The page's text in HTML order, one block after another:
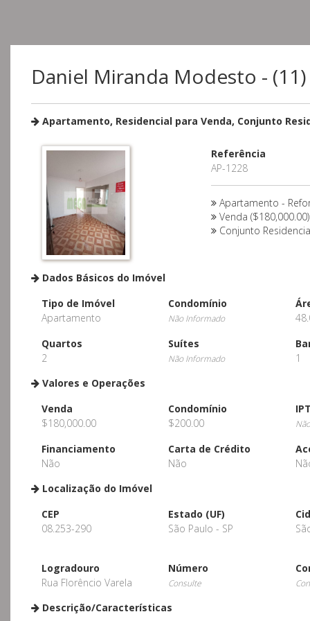
Daniel Miranda Modesto -
Apartamento, Residencial para Venda, Conjunto
Referência
AP-1228
Apartamento -
Venda ($180,000.00)
Conjunto
Dados Básicos do Imóvel
Tipo de Imóvel
Apartamento
Condomínio
Não Informado
Quartos
2
Suítes
Não Informado
1
Valores e Operações
Venda
$180,000.00
Condomínio
$200.00
Financiamento
Não
Carta de Crédito
Não
Localização do Imóvel
CEP
08.253-290
Estado (UF)
São Paulo - SP
Logradouro
Rua Florêncio Varela
Número
Consulte
Descrição/Características